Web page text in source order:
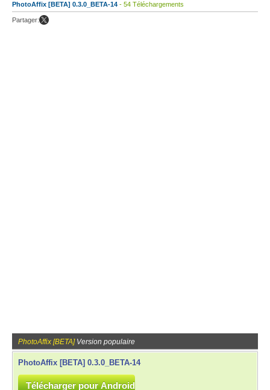
PhotoAffix [BETA] 0.3.0_BETA-14 - 54 Téléchargements
Partager:
PhotoAffix [BETA]Version populaire
PhotoAffix [BETA] 0.3.0_BETA-14